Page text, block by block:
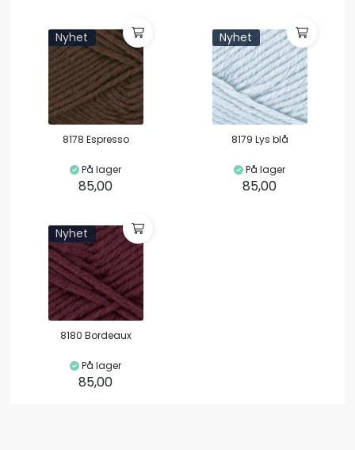
Nyhet
8178 Espresso
På lager
85,00
Nyhet
8179 Lys blå
På lager
85,00
Nyhet
8180 Bordeaux
På lager
85,00